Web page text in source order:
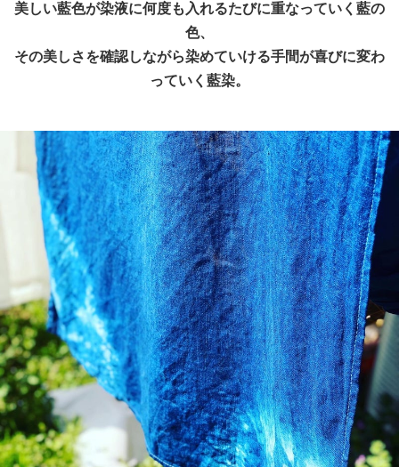
美しい藍色が染液に何度も入れるたびに重なっていく藍の
色、
その美しさを確認しながら染めていける手間が喜びに変わ
っていく藍染。